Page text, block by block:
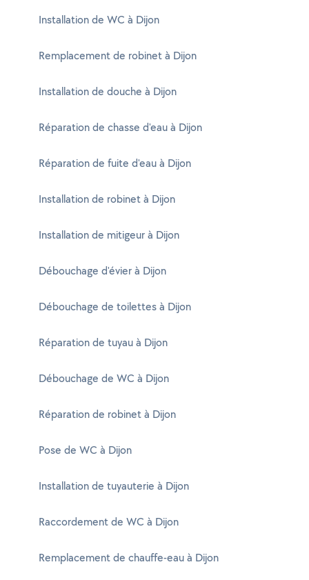
Installation de WC à Dijon
Remplacement de robinet à Dijon
Installation de douche à Dijon
Réparation de chasse d'eau à Dijon
Réparation de fuite d'eau à Dijon
Installation de robinet à Dijon
Installation de mitigeur à Dijon
Débouchage d'évier à Dijon
Débouchage de toilettes à Dijon
Réparation de tuyau à Dijon
Débouchage de WC à Dijon
Réparation de robinet à Dijon
Pose de WC à Dijon
Installation de tuyauterie à Dijon
Raccordement de WC à Dijon
Remplacement de chauffe-eau à Dijon